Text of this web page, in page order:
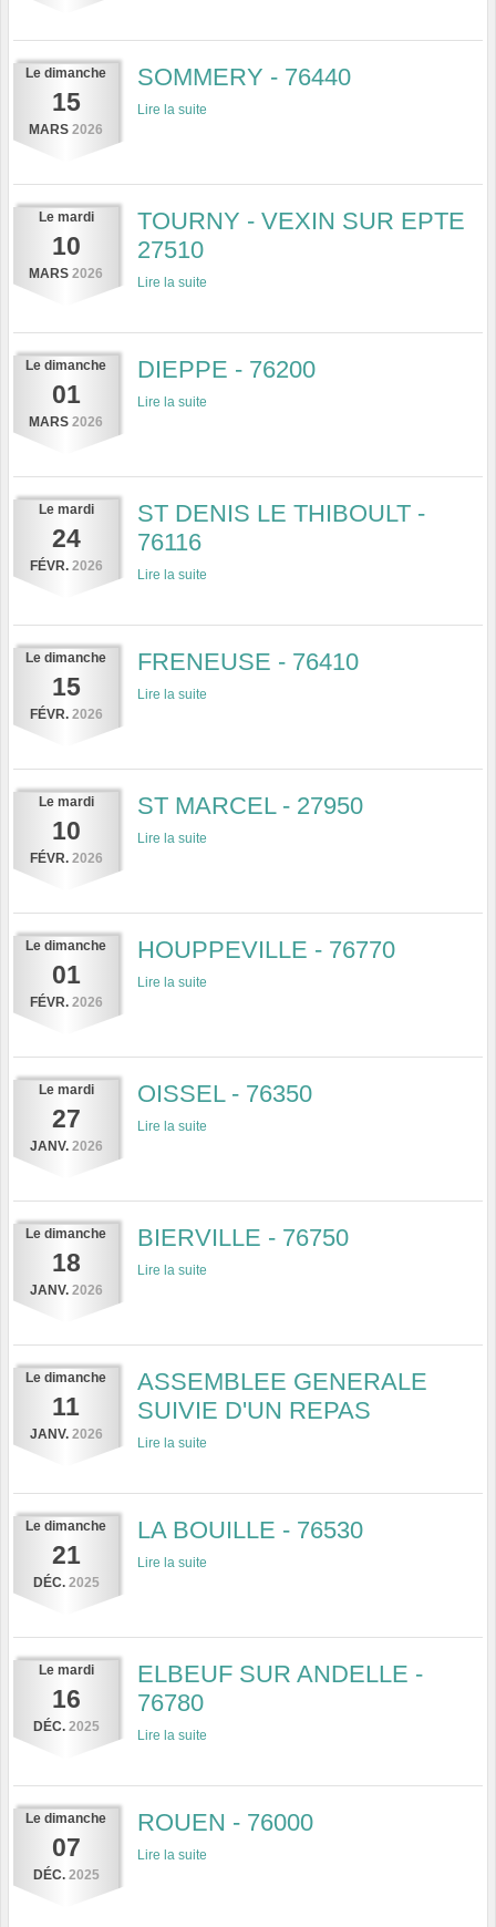
Le dimanche
15
MARS 2026
SOMMERY - 76440
Lire la suite
Le mardi
10
MARS 2026
TOURNY - VEXIN SUR EPTE
27510
Lire la suite
Le dimanche
01
MARS 2026
DIEPPE - 76200
Lire la suite
Le mardi
24
FÉVR. 2026
ST DENIS LE THIBOULT -
76116
Lire la suite
Le dimanche
15
FÉVR. 2026
FRENEUSE - 76410
Lire la suite
Le mardi
10
FÉVR. 2026
ST MARCEL - 27950
Lire la suite
Le dimanche
01
FÉVR. 2026
HOUPPEVILLE - 76770
Lire la suite
Le mardi
27
JANV. 2026
OISSEL - 76350
Lire la suite
Le dimanche
18
JANV. 2026
BIERVILLE - 76750
Lire la suite
Le dimanche
11
JANV. 2026
ASSEMBLEE GENERALE
SUIVIE D'UN REPAS
Lire la suite
Le dimanche
21
DÉC. 2025
LA BOUILLE - 76530
Lire la suite
Le mardi
16
DÉC. 2025
ELBEUF SUR ANDELLE -
76780
Lire la suite
Le dimanche
07
DÉC. 2025
ROUEN - 76000
Lire la suite